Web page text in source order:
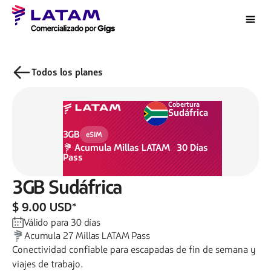
Todos los planes
Cobertura
Sudáfrica
3GB
eSIM
AcumulaMillas LATAM
Pass
30Días
3GBSudáfrica
$ 9.00 USD*
Válido para 30días
Acumula27Millas LATAM Pass
Conectividad confiable para escapadas de fin de semana y
viajes de trabajo.